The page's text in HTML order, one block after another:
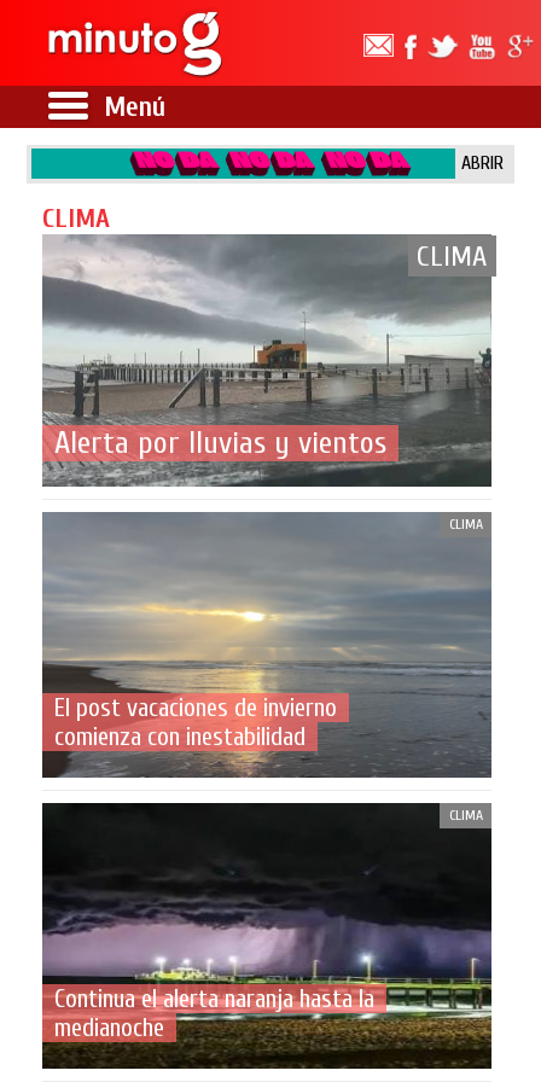
Menú
ABRIR
CLIMA
CLIMA
Alerta por lluvias y vientos
CLIMA
El post vacaciones de invierno
comienza con inestabilidad
CLIMA
Continua el alerta naranja hasta la
medianoche